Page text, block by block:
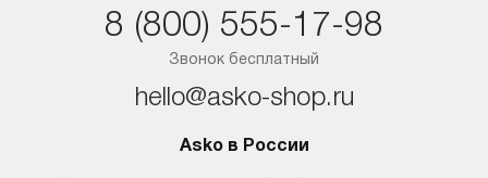
Ростов-на-Дону
Звонок бесплатный
8 (800) 555-17-98
hello@asko-shop.ru
Asko в России